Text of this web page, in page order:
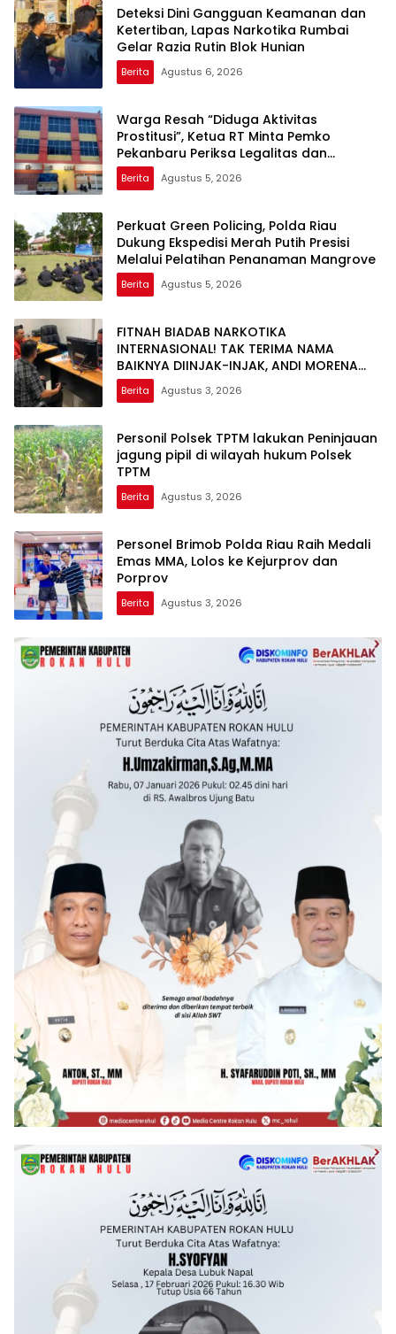
Deteksi Dini Gangguan Keamanan dan
Ketertiban, Lapas Narkotika Rumbai
Gelar Razia Rutin Blok Hunian
Berita Agustus 6, 2026
Warga Resah “Diduga Aktivitas
Prostitusi”, Ketua RT Minta Pemko
Pekanbaru Periksa Legalitas dan
Aktivitas Z Homestay di Jalan Tanjung
Datuk
Berita Agustus 5, 2026
Perkuat Green Policing, Polda Riau
Dukung Ekspedisi Merah Putih Presisi
Melalui Pelatihan Penanaman Mangrove
Berita Agustus 5, 2026
FITNAH BIADAB NARKOTIKA
INTERNASIONAL! TAK TERIMA NAMA
BAIKNYA DIINJAK-INJAK, ANDI MORENA
DECLARE WAR: SIAP Bantai DAN SERET
AKUN PEMBUNUH KARAKTER KE PENJARA
Berita Agustus 3, 2026
Personil Polsek TPTM lakukan Peninjauan
jagung pipil di wilayah hukum Polsek
TPTM
Berita Agustus 3, 2026
Personel Brimob Polda Riau Raih Medali
Emas MMA, Lolos ke Kejurprov dan
Porprov
Berita Agustus 3, 2026